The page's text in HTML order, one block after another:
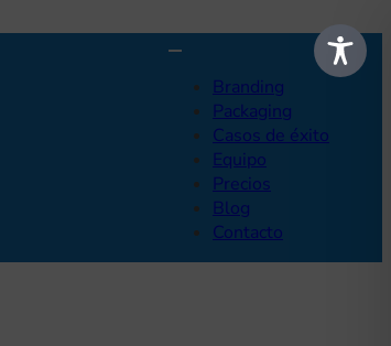
Branding
Packaging
Casos de éxito
Equipo
Precios
Blog
Contacto